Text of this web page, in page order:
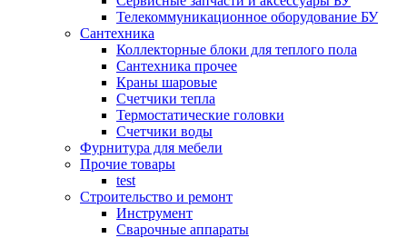
Телекоммуникационное оборудование БУ
Сантехника
Коллекторные блоки для теплого пола
Сантехника прочее
Краны шаровые
Счетчики тепла
Термоcтатические головки
Счетчики воды
Фурнитура для мебели
Прочие товары
test
Строительство и ремонт
Инструмент
Сварочные аппараты